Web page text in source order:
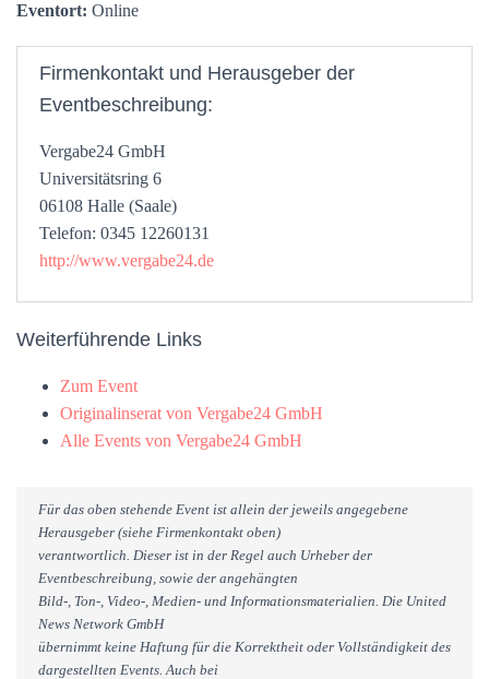
Eventort: Online
Firmenkontakt und Herausgeber der
Eventbeschreibung:
Vergabe24 GmbH
Universitätsring 6
06108 Halle (Saale)
Telefon: 0345 12260131
http://www.vergabe24.de
Weiterführende Links
Zum Event
Originalinserat von Vergabe24 GmbH
Alle Events von Vergabe24 GmbH
Für das oben stehende Event ist allein der jeweils angegebene
Herausgeber (siehe Firmenkontakt oben)
verantwortlich. Dieser ist in der Regel auch Urheber der
Eventbeschreibung, sowie der angehängten
Bild-, Ton-, Video-, Medien- und Informationsmaterialien. Die United
News Network GmbH
übernimmt keine Haftung für die Korrektheit oder Vollständigkeit des
dargestellten Events. Auch bei